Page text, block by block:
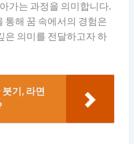
가는 과정을 의미합니다.
통해 꿈 속에서의 경험은
은 의미를 전달하고자 하
기, 라면